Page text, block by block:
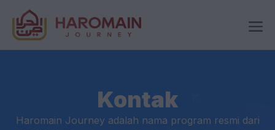
content
Kontak
Haromain Journey adalah nama program resmi dari